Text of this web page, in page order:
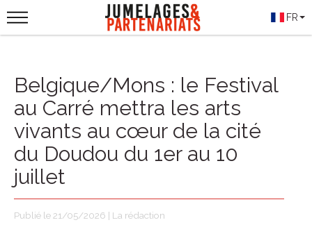
FR
Belgique/Mons : le Festival
au Carré mettra les arts
vivants au cœur de la cité
du Doudou du 1er au 10
juillet
Publié le 21/05/2026 | La rédaction